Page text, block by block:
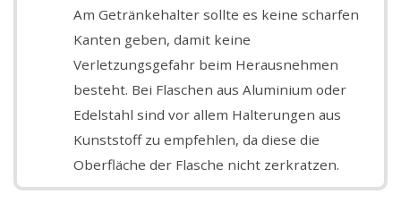
Am Getränkehalter sollte es keine scharfen
Kanten geben, damit keine
Verletzungsgefahr beim Herausnehmen
besteht. Bei Flaschen aus Aluminium oder
Edelstahl sind vor allem Halterungen aus
Kunststoff zu empfehlen, da diese die
Oberfläche der Flasche nicht zerkratzen.